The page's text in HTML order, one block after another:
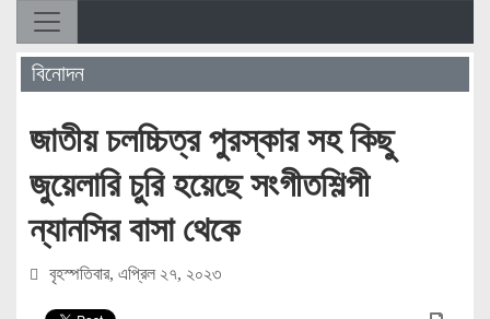
বিনোদন
জাতীয় চলচ্চিত্র পুরস্কার সহ কিছু
জুয়েলারি চুরি হয়েছে সংগীতশিল্পী
ন্যানসির বাসা থেকে
বৃহস্পতিবার, এপ্রিল ২৭, ২০২৩